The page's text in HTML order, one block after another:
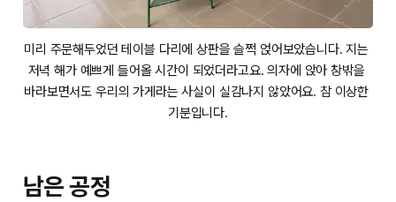
미리 주문해두었던 테이블 다리에 상판을 슬쩍 얹어보았습니다. 지는
저녁 해가 예쁘게 들어올 시간이 되었더라고요. 의자에 앉아 창밖을
바라보면서도 우리의 가게라는 사실이 실감나지 않았어요. 참 이상한
기분입니다.
남은 공정